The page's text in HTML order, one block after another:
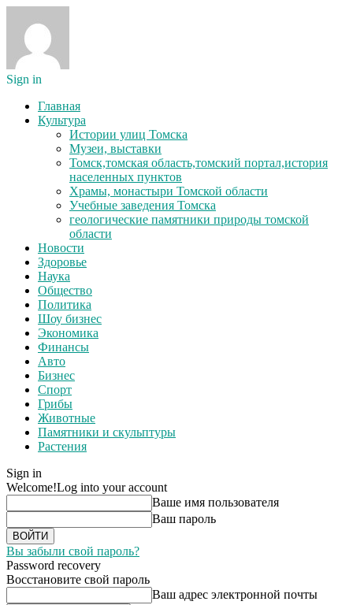
Sign in
Главная
Культура
Истории улиц Томска
Музеи, выставки
Томск,томская область,томский портал,история
населенных пунктов
Храмы, монастыри Томской области
Учебные заведения Томска
геологические памятники природы томской
области
Новости
Здоровье
Наука
Общество
Политика
Шоу бизнес
Экономика
Финансы
Авто
Бизнес
Спорт
Грибы
Животные
Памятники и скульптуры
Растения
Sign in
Welcome!Log into your account
Ваше имя пользователя
Ваш пароль
Вы забыли свой пароль?
Password recovery
Восстановите свой пароль
Ваш адрес электронной почты